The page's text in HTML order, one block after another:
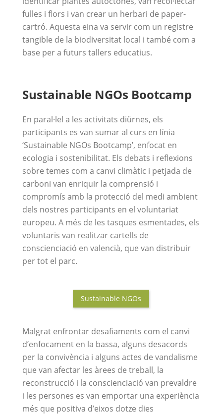
fulles i flors i van crear un herbari de paper-
cartró. Aquesta eina va servir com un registre
tangible de la biodiversitat local i també com a
base per a futurs tallers educatius.
Sustainable NGOs Bootcamp
En paral·lel a les activitats diürnes, els
participants es van sumar al curs en línia
‘Sustainable NGOs Bootcamp’, enfocat en
ecologia i sostenibilitat. Els debats i reflexions
sobre temes com a canvi climàtic i petjada de
carboni van enriquir la comprensió i
compromís amb la protecció del medi ambient
dels nostres participants en el voluntariat
europeu. A més de les tasques esmentades, els
voluntaris van realitzar cartells de
conscienciació en valencià, que van distribuir
per tot el parc.
Sustainable NGOs
Malgrat enfrontar desafiaments com el canvi
d’enfocament en la bassa, alguns desacords
per la convivència i alguns actes de vandalisme
que van afectar les àrees de treball, la
reconstrucció i la conscienciació van prevaldre
i les persones es van emportar una experiència
més que positiva d’eixos dotze dies